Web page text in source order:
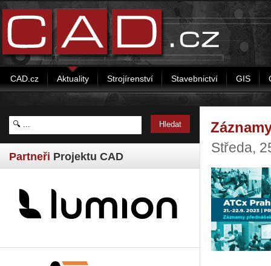
CAD.cz Aktuality Strojírenství Stavebnictví GIS
Partneři Projektu CAD
Středa,